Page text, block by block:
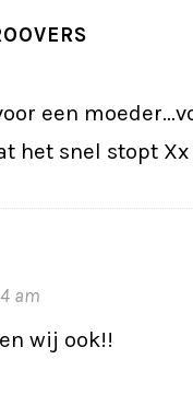
een
het snel stopt Xx
am
wij ook!!